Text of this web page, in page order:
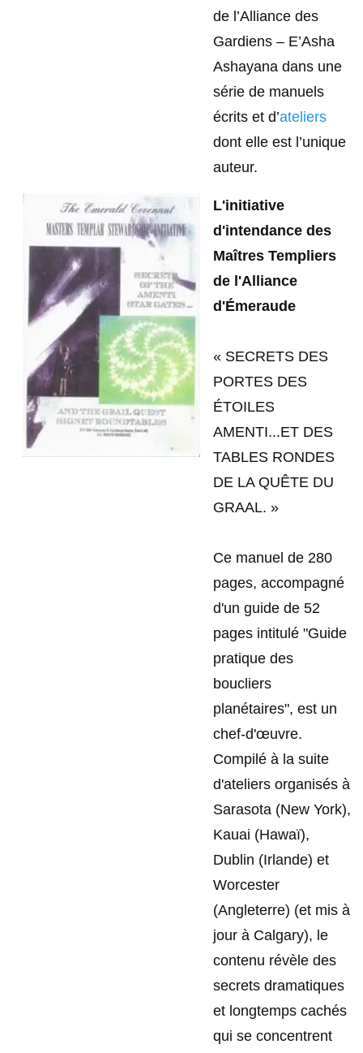
de l’Alliance des
Gardiens – E’Asha
Ashayana dans une
série de manuels
écrits et d’ateliers
dont elle est l’unique
auteur.
L'initiative
d'intendance des
Maîtres Templiers
de l'Alliance
d'Émeraude
« SECRETS DES
PORTES DES
ÉTOILES
AMENTI...ET DES
TABLES RONDES
DE LA QUÊTE DU
GRAAL. »
Ce manuel de 280
pages, accompagné
d'un guide de 52
pages intitulé "Guide
pratique des
boucliers
planétaires", est un
chef-d'œuvre.
Compilé à la suite
d'ateliers organisés à
Sarasota (New York),
Kauai (Hawaï),
Dublin (Irlande) et
Worcester
(Angleterre) (et mis à
jour à Calgary), le
contenu révèle des
secrets dramatiques
et longtemps cachés
qui se concentrent